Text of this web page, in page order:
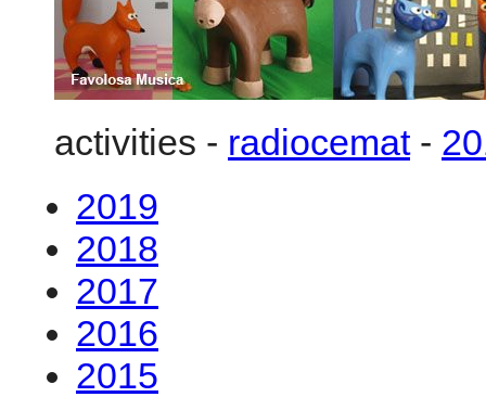
2019
2018
2017
2016
2015
2014
2013
Casa Menotti Spoleto
GMF2013 G.E.R.M.I.